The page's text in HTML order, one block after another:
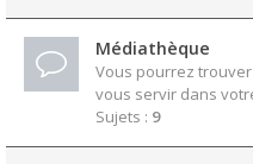
Médiathèque
Vous pourrez
vous servir dans
Sujets : 9